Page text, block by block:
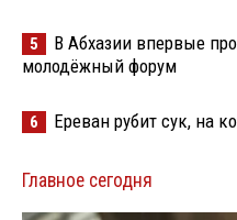
5
В Абхазии впервые
молодёжный форум
6 Ереван рубит сук, на
Главное сегодня